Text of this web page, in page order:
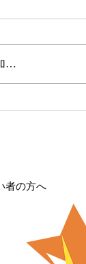
知を卒業
…
者の方へ